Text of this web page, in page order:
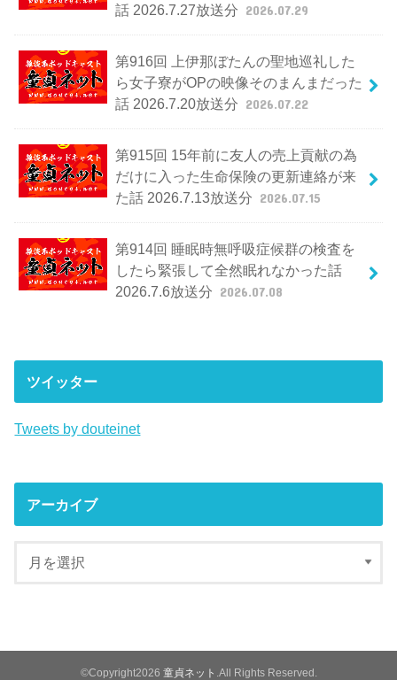
話 2026.7.27放送分 2026.07.29
第916回 上伊那ぼたんの聖地巡礼した
ら女子寮がOPの映像そのまんまだった
話 2026.7.20放送分 2026.07.22
第915回 15年前に友人の売上貢献の為
だけに入った生命保険の更新連絡が来
た話 2026.7.13放送分 2026.07.15
第914回 睡眠時無呼吸症候群の検査を
したら緊張して全然眠れなかった話
2026.7.6放送分 2026.07.08
ツイッター
Tweets by douteinet
アーカイブ
©Copyright2026 童貞ネット .All Rights Reserved.